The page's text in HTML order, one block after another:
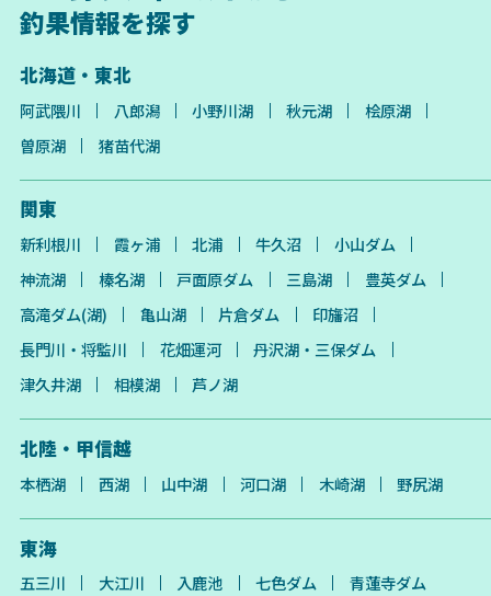
釣果情報を探す
北海道・東北
阿武隈川 八郎潟 小野川湖 秋元湖
桧原湖
曽原湖
猪苗代湖
関東
新利根川 霞ヶ浦 北浦 牛久沼
小山ダム
神流湖
榛名湖 戸面原ダム 三島湖
豊英ダム
高滝ダム(湖)
亀山湖 片倉ダム
印旛沼
長門川・将監川
花畑運河
丹沢湖・三保ダム
津久井湖
相模湖 芦ノ湖
北陸・甲信越
本栖湖 西湖 山中湖 河口湖 木崎湖 野尻湖
東海
五三川 大江川 入鹿池 七色ダム 青蓮寺ダム